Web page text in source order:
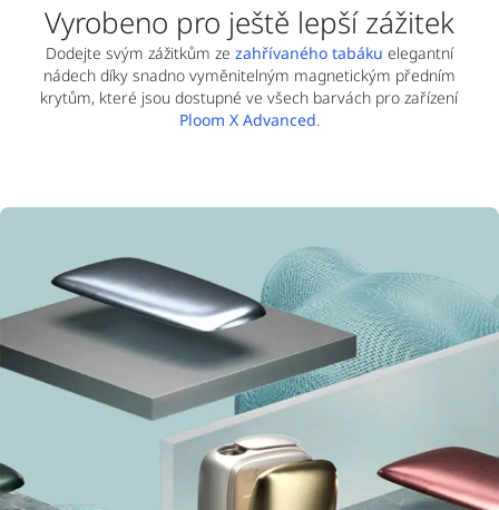
Vyrobeno pro ještě lepší zážitek
Dodejte svým zážitkům ze zahřívaného tabáku elegantní
nádech díky snadno vyměnitelným magnetickým předním
krytům, které jsou dostupné ve všech barvách pro zařízení
Ploom X Advanced